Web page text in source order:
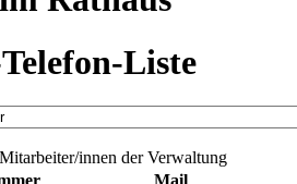
Liste
innen der Verwaltung